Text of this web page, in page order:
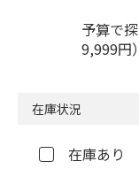
予算で
9,999円
在庫状況
在庫あり